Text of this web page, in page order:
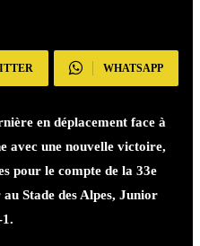
WHATSAPP
en déplacement face à
avec une nouvelle victoire,
pour le compte de la 33e
Stade des Alpes, Junior